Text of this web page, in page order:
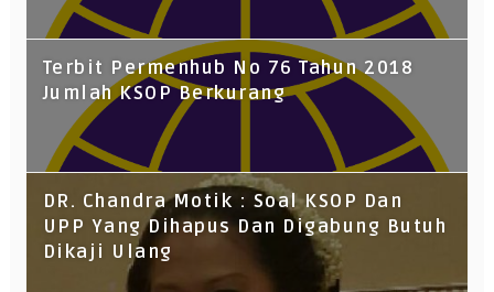
Terbit Permenhub No 76 Tahun 2018
Jumlah KSOP Berkurang
DR. Chandra Motik : Soal KSOP Dan
UPP Yang Dihapus Dan Digabung Butuh
Dikaji Ulang